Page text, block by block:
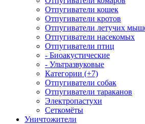
Отпугиватели кошек
Отпугиватели кротов
Отпугиватели летучих
Отпугиватели насекомых
Отпугиватели птиц
- Биоакустические
- Ультразвуковые
Категории (+7)
Отпугиватели собак
Отпугиватели тараканов
Электропастухи
Сеткомёты
Уничтожители